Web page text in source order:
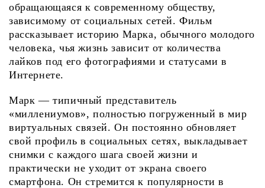
обращающаяся к современному обществу,
зависимому от социальных сетей. Фильм
рассказывает историю Марка, обычного молодого
человека, чья жизнь зависит от количества
лайков под его фотографиями и статусами в
Интернете.
Марк — типичный представитель
«миллениумов», полностью погруженный в мир
виртуальных связей. Он постоянно обновляет
свой профиль в социальных сетях, выкладывает
снимки с каждого шага своей жизни и
практически не уходит от экрана своего
смартфона. Он стремится к популярности в